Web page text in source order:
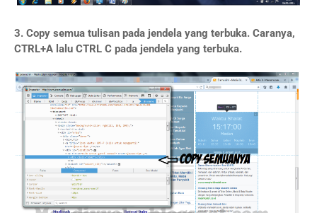
3. Copy semua tulisan pada jendela yang terbuka. Caranya,
CTRL+A lalu CTRL C pada jendela yang terbuka.